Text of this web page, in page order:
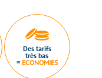
Des tarifs
très bas
= ECONOMIES